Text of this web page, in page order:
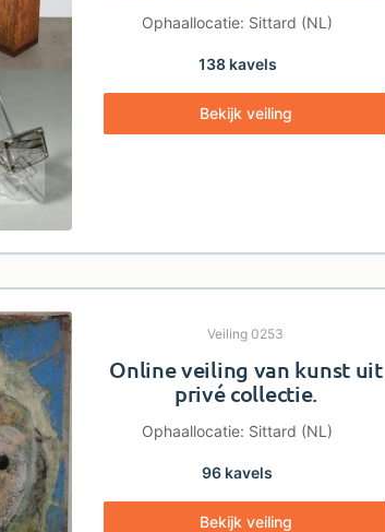
Ophaallocatie: Sittard (NL)
138 kavels
Bekijk veiling
Veiling 0253
Online veiling van kunst uit
privé collectie.
Ophaallocatie: Sittard (NL)
96 kavels
Bekijk veiling